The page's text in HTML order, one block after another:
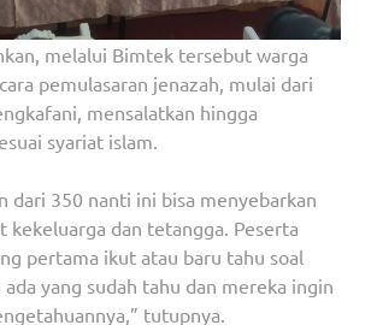
melalui Bimtek tersebut warga
pemulasaran jenazah, mulai dari
mensalatkan hingga
syariat islam.
dari 350 nanti ini bisa menyebarkan
kekeluarga dan tetangga. Peserta
pertama ikut atau baru tahu soal
yang sudah tahu dan mereka ingin
tutupnya.